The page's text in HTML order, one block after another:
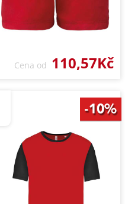
Cena od 110,57Kč